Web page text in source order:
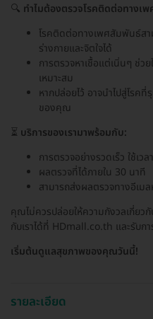
🔍 ทำไมต้องตรวจโรคติดต่อทางเ
โรคติดต่อทางเพศสัมพันธ์สา
ร่างกายและจิตใจได้
การตรวจหาเชื้อแต่เนิ่นๆ ช่ว
เหมาะสม
หากปล่อยไว้ อาจนำไปสู่โร
ของคุณ
⏳ บริการของเรามาพร้อมกับ:
การตรวจอย่างรวดเร็ว ใช้เว
ผลตรวจที่ได้ภายใน 30 นาที
สามารถส่งผลตรวจทางอีเมล
คุณไม่ควรปล่อยให้ความกังวลเกี่ย
กับเราได้ที่ HDmall.co.th และรับก
เริ่มต้นดูแลสุขภาพของคุณวันนี้!
รายละเอียด